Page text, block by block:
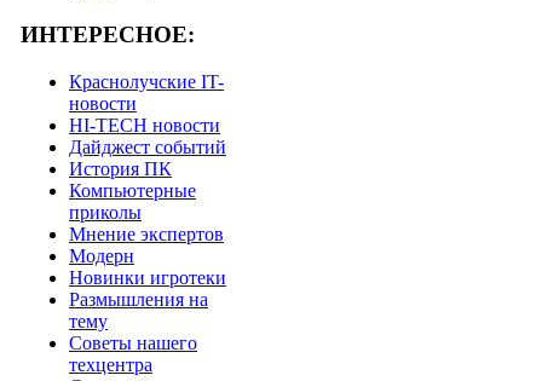
ИНТЕРЕСНОЕ:
Краснолучские IT-
новости
HI-TECH новости
Дайджест событий
История ПК
Компьютерные
приколы
Мнение экспертов
Модерн
Новинки игротеки
Размышления на
тему
Советы нашего
техцентра